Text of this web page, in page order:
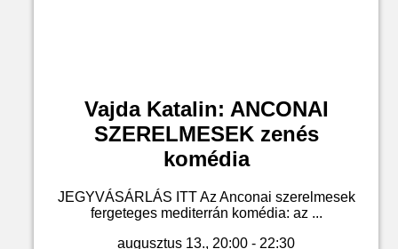
Vajda Katalin: ANCONAI
SZERELMESEK zenés
komédia
JEGYVÁSÁRLÁS ITT Az Anconai szerelmesek
fergeteges mediterrán komédia: az ...
augusztus 13., 20:00 - 22:30